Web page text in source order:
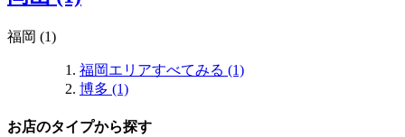
福岡 (1)
福岡エリアすべてみる (1)
博多 (1)
お店のタイプから探す